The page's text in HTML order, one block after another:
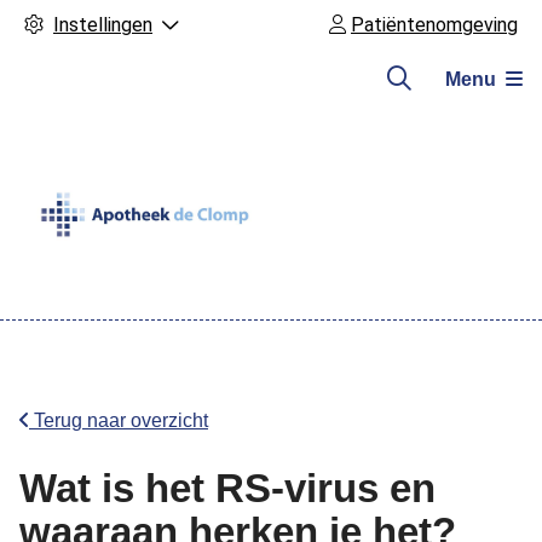
Instellingen Patiëntenomgeving
Menu
Terug naar overzicht
Wat is het RS-virus en
waaraan herken je het?